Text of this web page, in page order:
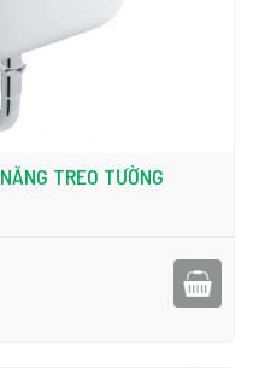
TREO TƯỜNG